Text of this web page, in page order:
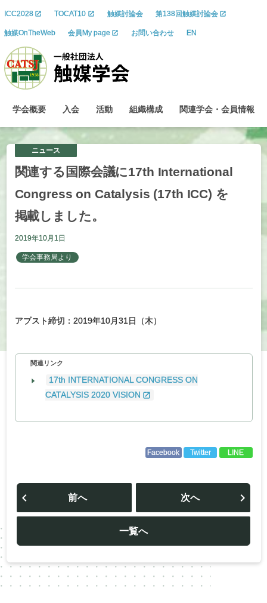
ICC2028 TOCAT10 触媒討論会 第138回触媒討論会
触媒OnTheWeb 会員My page お問い合わせ EN
学会概要 入会 活動 組織構成 関連学会 ・ 会員情報
ニュース
関連する 国際会議に17th International
Congress on Catalysis (17th ICC) を
掲載しました。
2019年10月1日
学会事務局より
アブスト締切：2019年10月31日（木）
関連リンク
17th INTERNATIONAL CONGRESS ON
CATALYSIS 2020 VISION
Facebook Twitter LINE
投
ビ
ー
シ
ョ
前へ
一覧へ
次へ